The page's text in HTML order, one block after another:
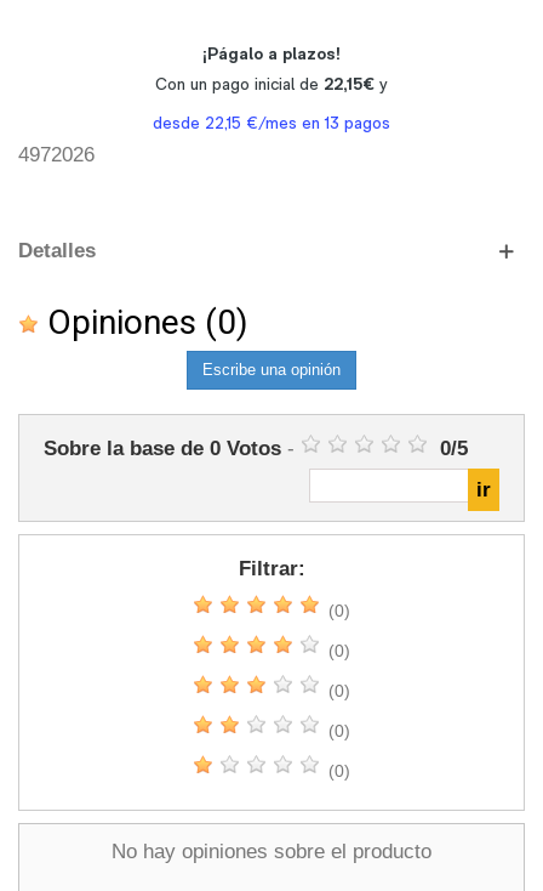
4972026
Detalles
Opiniones (0)
Escribe una opinión
Sobre la base de 0 Votos - 0/5
Filtrar:
(0)
(0)
(0)
(0)
(0)
No hay opiniones sobre el producto